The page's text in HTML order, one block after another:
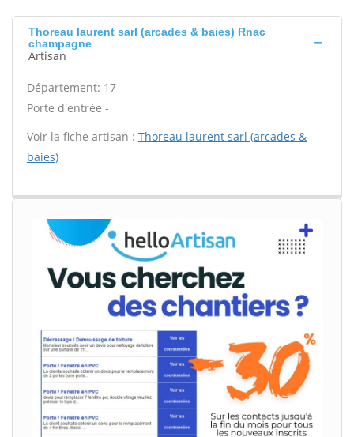
Thoreau laurent sarl (arcades & baies) Rnac
champagne
Artisan
Département: 17
Porte d'entrée -
Voir la fiche artisan : Thoreau laurent sarl (arcades &
baies)